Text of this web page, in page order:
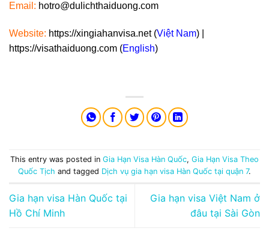
Email: hotro@dulichthaiduong.com
Website: https://xingiahanvisa.net (Việt Nam) |
https://visathaiduong.com (English)
This entry was posted in Gia Hạn Visa Hàn Quốc, Gia Hạn Visa Theo
Quốc Tịch and tagged Dịch vụ gia hạn visa Hàn Quốc tại quận 7.
Gia hạn visa Hàn Quốc tại
Hồ Chí Minh
Gia hạn visa Việt Nam ở
đâu tại Sài Gòn